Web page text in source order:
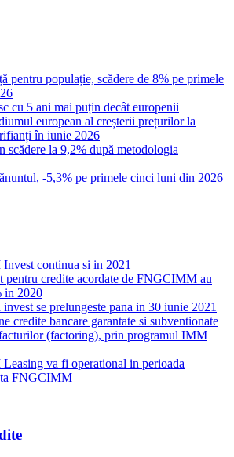
pentru populație, scădere de 8% pe primele
cu 5 ani mai puțin decât europenii
european al creșterii prețurilor la
în iunie 2026
scădere la 9,2% după metodologia
-5,3% pe primele cinci luni din 2026
continua si in 2021
pentru credite acordate de FNGCIMM au
in 2020
se prelungeste pana in 30 iunie 2021
credite bancare garantate si subventionate
facturilor (factoring), prin programul IMM
va fi operational in perioada
FNGCIMM